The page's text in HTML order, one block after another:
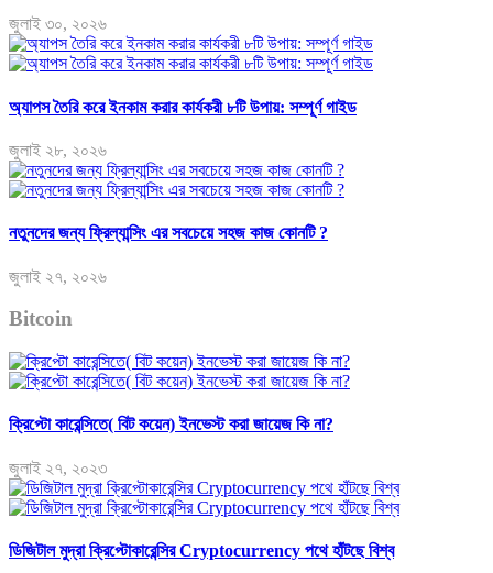
জুলাই ৩০, ২০২৬
অ্যাপস তৈরি করে ইনকাম করার কার্যকরী ৮টি উপায়: সম্পূর্ণ গাইড
জুলাই ২৮, ২০২৬
নতুনদের জন্য ফ্রিল্যান্সিং এর সবচেয়ে সহজ কাজ কোনটি ?
জুলাই ২৭, ২০২৬
Bitcoin
ক্রিপ্টো কারেন্সিতে( বিট কয়েন) ইনভেস্ট করা জায়েজ কি না?
জুলাই ২৭, ২০২৩
ডিজিটাল মুদ্রা ক্রিপ্টোকারেন্সির Cryptocurrency পথে হাঁটছে বিশ্ব